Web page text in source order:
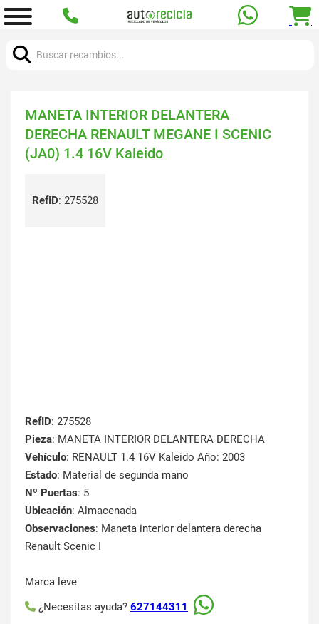
MANETA INTERIOR DELANTERA
DERECHA RENAULT MEGANE I SCENIC
(JA0) 1.4 16V Kaleido
RefID: 275528
RefID: 275528
Pieza: MANETA INTERIOR DELANTERA DERECHA
Vehículo: RENAULT 1.4 16V Kaleido Año: 2003
Estado: Material de segunda mano
Nº Puertas: 5
Ubicación: Almacenada
Observaciones: Maneta interior delantera derecha
Renault Scenic I
Marca leve
¿Necesitas ayuda? 627144311